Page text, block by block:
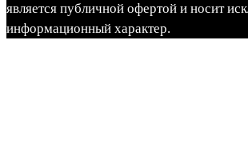
является публичной офертой и носит
информационный характер.